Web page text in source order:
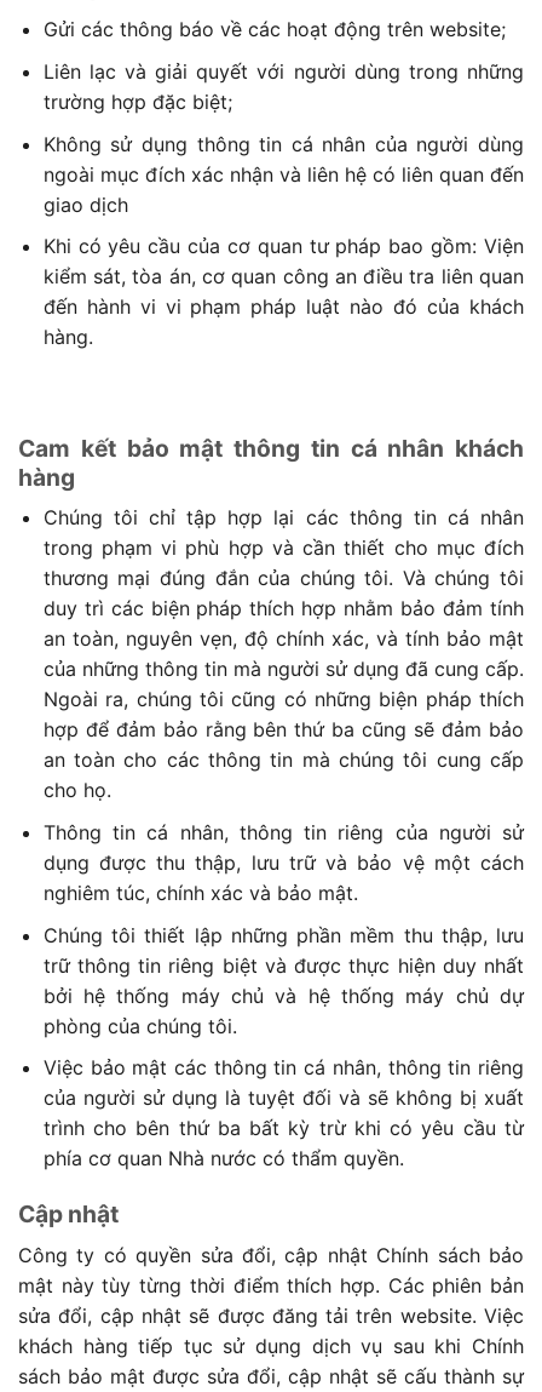
Gửi các thông báo về các hoạt động trên website;
Liên lạc và giải quyết với người dùng trong những
trường hợp đặc biệt;
Không sử dụng thông tin cá nhân của người dùng
ngoài mục đích xác nhận và liên hệ có liên quan đến
giao dịch
Khi có yêu cầu của cơ quan tư pháp bao gồm: Viện
kiểm sát, tòa án, cơ quan công an điều tra liên quan
đến hành vi vi phạm pháp luật nào đó của khách
hàng.
Cam kết bảo mật thông tin cá nhân khách
hàng
Chúng tôi chỉ tập hợp lại các thông tin cá nhân
trong phạm vi phù hợp và cần thiết cho mục đích
thương mại đúng đắn của chúng tôi. Và chúng tôi
duy trì các biện pháp thích hợp nhằm bảo đảm tính
an toàn, nguyên vẹn, độ chính xác, và tính bảo mật
của những thông tin mà người sử dụng đã cung cấp.
Ngoài ra, chúng tôi cũng có những biện pháp thích
hợp để đảm bảo rằng bên thứ ba cũng sẽ đảm bảo
an toàn cho các thông tin mà chúng tôi cung cấp
cho họ.
Thông tin cá nhân, thông tin riêng của người sử
dụng được thu thập, lưu trữ và bảo vệ một cách
nghiêm túc, chính xác và bảo mật.
Chúng tôi thiết lập những phần mềm thu thập, lưu
trữ thông tin riêng biệt và được thực hiện duy nhất
bởi hệ thống máy chủ và hệ thống máy chủ dự
phòng của chúng tôi.
Việc bảo mật các thông tin cá nhân, thông tin riêng
của người sử dụng là tuyệt đối và sẽ không bị xuất
trình cho bên thứ ba bất kỳ trừ khi có yêu cầu từ
phía cơ quan Nhà nước có thẩm quyền.
Cập nhật
Công ty có quyền sửa đổi, cập nhật Chính sách bảo
mật này tùy từng thời điểm thích hợp. Các phiên bản
sửa đổi, cập nhật sẽ được đăng tải trên website. Việc
khách hàng tiếp tục sử dụng dịch vụ sau khi Chính
sách bảo mật được sửa đổi, cập nhật sẽ cấu thành sự